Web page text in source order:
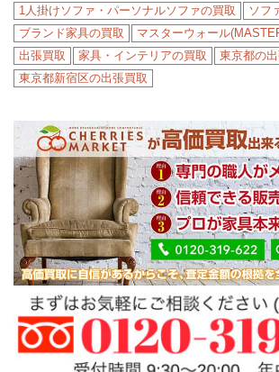
1人掛けソファ・パーソナルソファの買取
ソフ
ブランド家具の買取
マスターウォール
出張買取
家具・インテリアの買取
東京都の
東京都新宿区の出張買取